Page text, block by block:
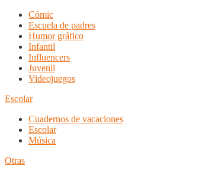
Cómic
Escuela de padres
Humor gráfico
Infantil
Influencers
Juvenil
Videojuegos
Escolar
Cuadernos de vacaciones
Escolar
Música
Otras